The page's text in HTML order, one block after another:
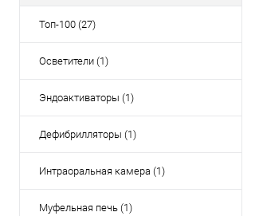
Топ-100 (27)
Осветители (1)
Эндоактиваторы (1)
Дефибрилляторы (1)
Интраоральная камера (1)
Муфельная печь (1)